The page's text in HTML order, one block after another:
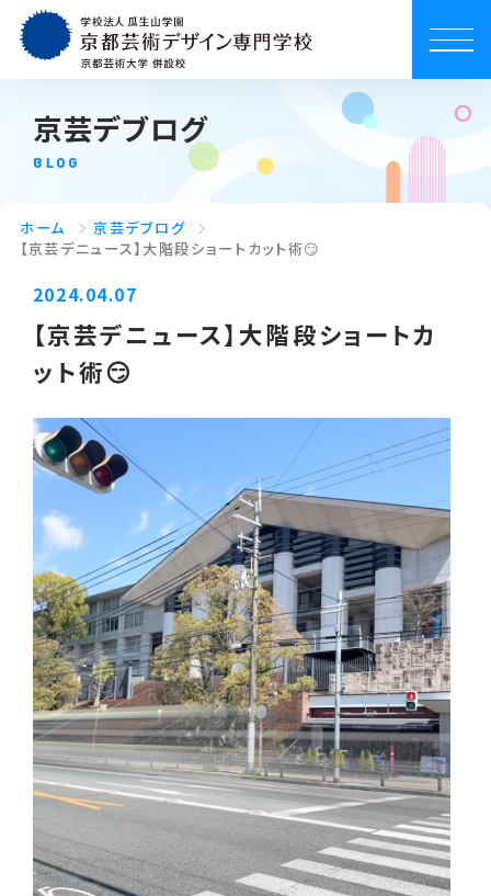
京芸デブログ
BLOG
ホーム
京芸デブログ
【京芸デニュース】大階段ショートカット術😏
2024.04.07
【京芸デニュース】大階段ショートカ
ット術😏